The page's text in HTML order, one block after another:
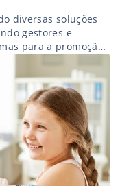
diversas soluções
gestores e
para a promoção
de